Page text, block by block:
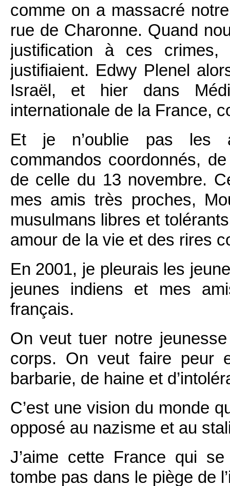
comme on a massacré
rue de Charonne. Quand
justification à ces
justifiaient. Edwy Plenel
Israël, et hier dans
internationale de la France,
Et je n’oublie pas les
commandos coordonnés,
de celle du 13 novembre.
mes amis très proches,
musulmans libres et
amour de la vie et des rires
En 2001, je pleurais les
jeunes indiens et mes
français.
On veut tuer notre
corps. On veut faire peur
barbarie, de haine et
C’est une vision du monde
opposé au nazisme et au
J’aime cette France qui
tombe pas dans le piège de